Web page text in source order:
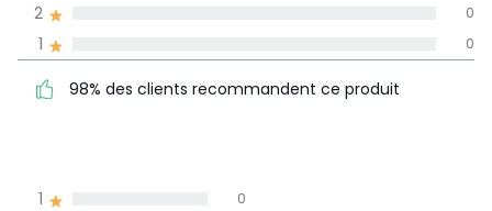
1 0
4
recommandent ce produit
1 0
2 0
98% des clients recommandent ce produit